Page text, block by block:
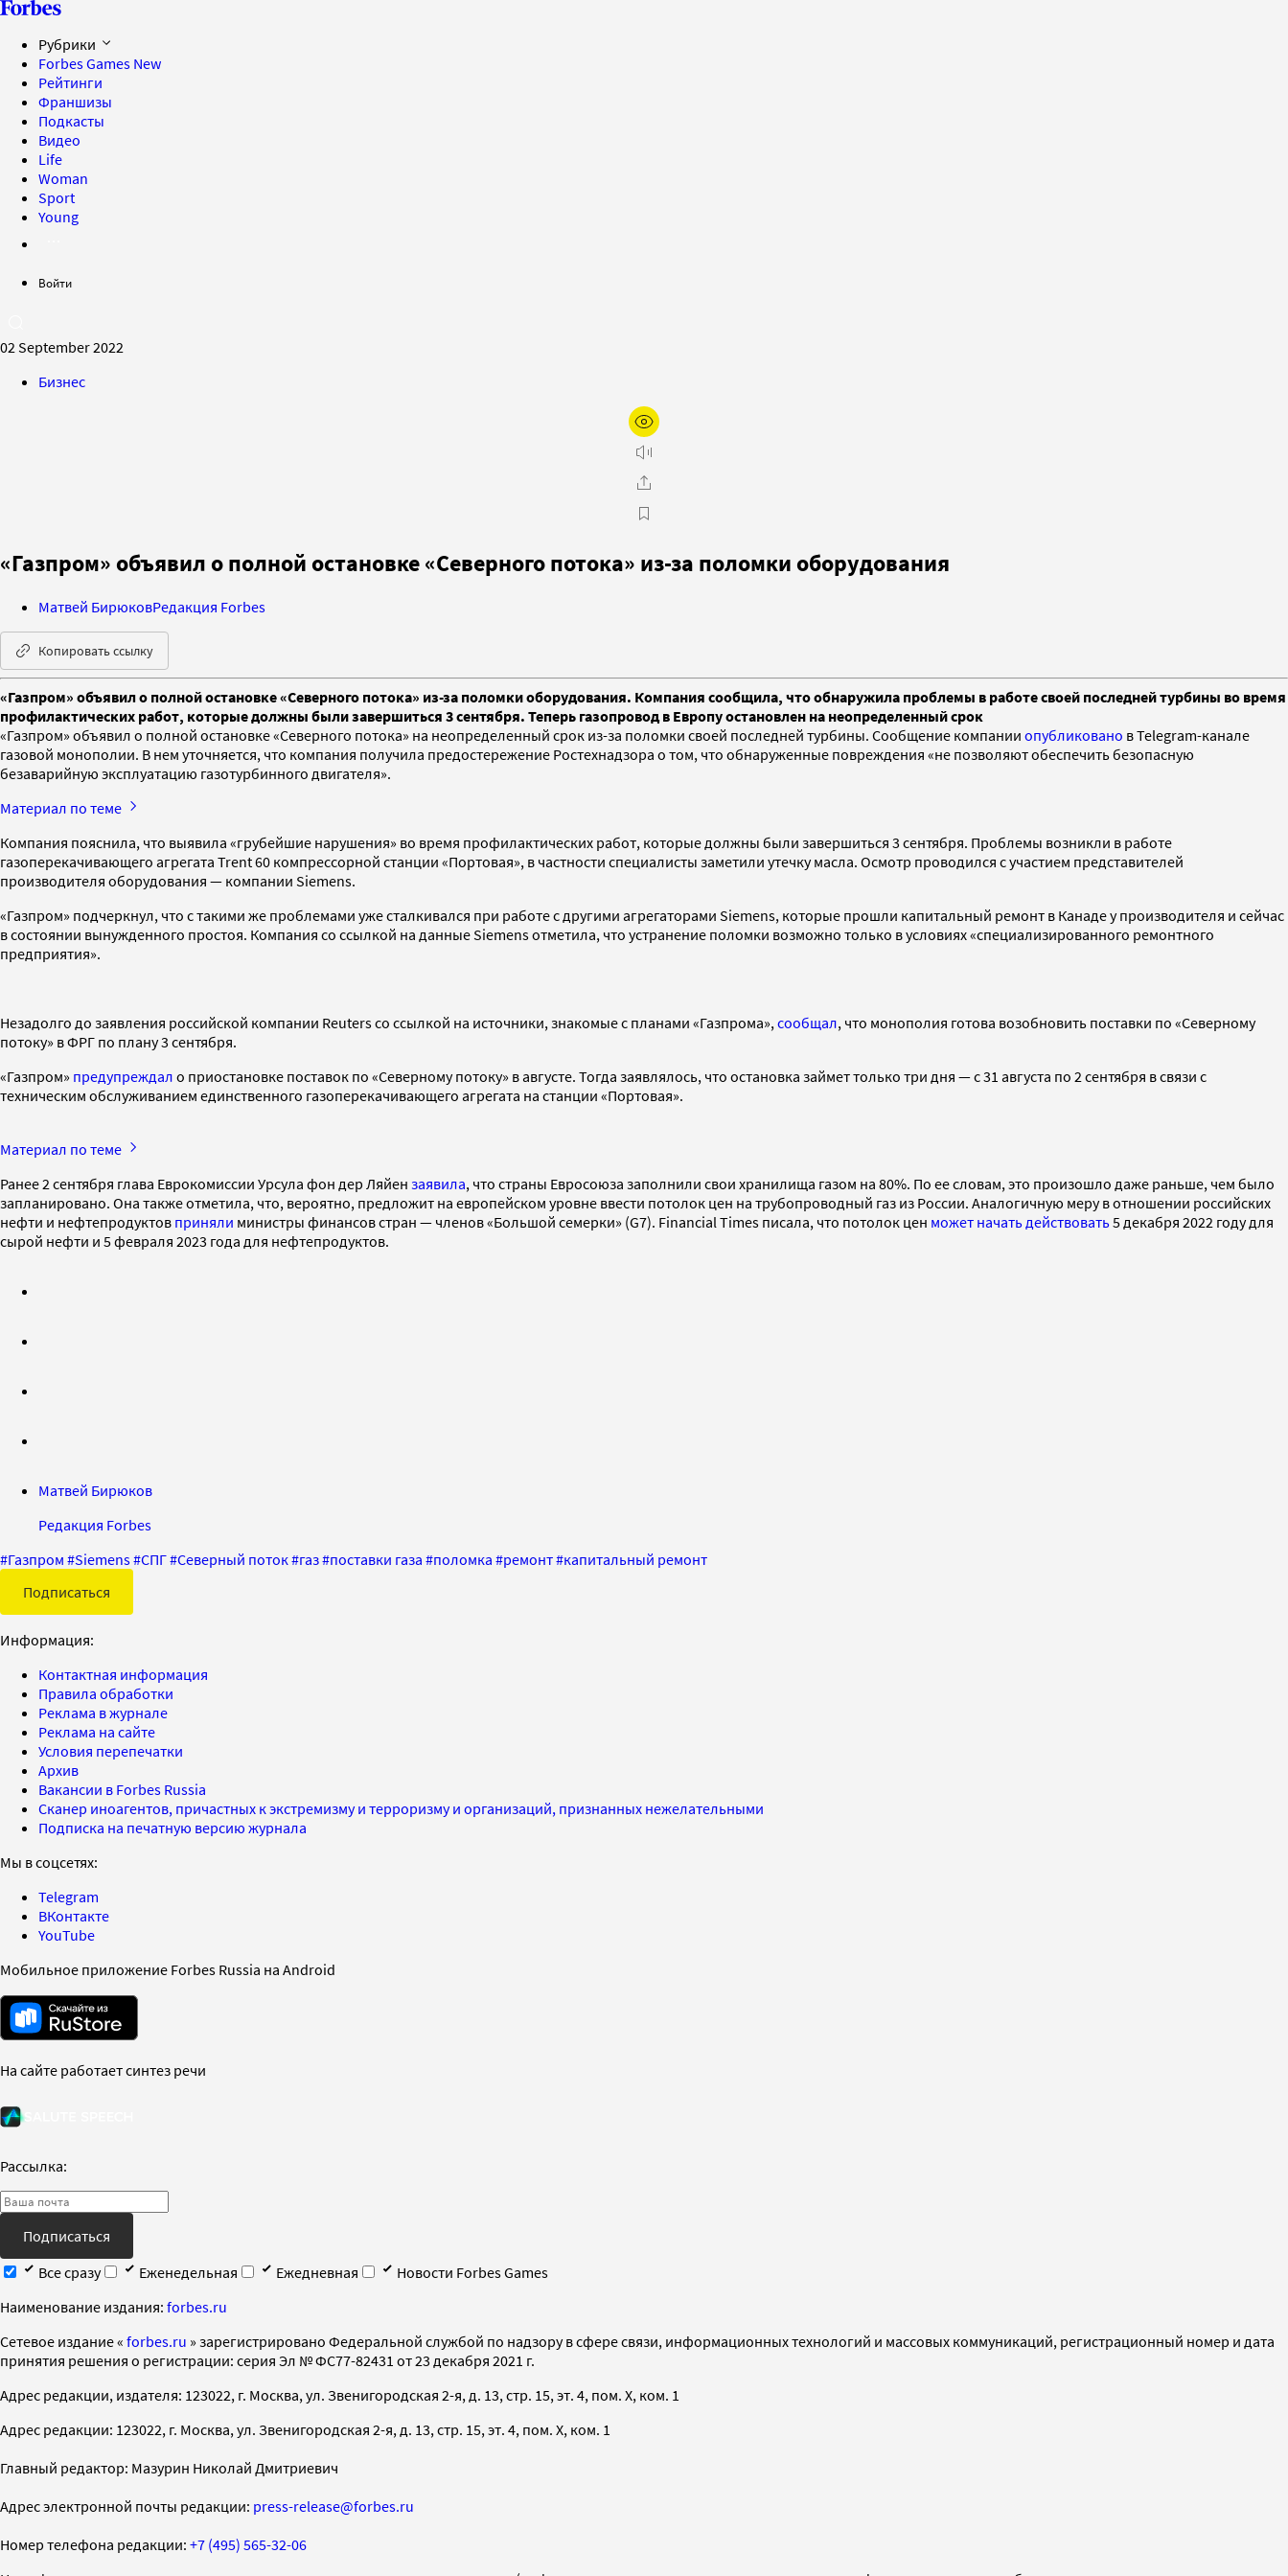
Рубрики
Forbes Games New
Рейтинги
Франшизы
Подкасты
Видео
Life
Woman
Sport
Young
Войти
02 September 2022
Бизнес
«Газпром» объявил о полной остановке «Северного потока» из-за поломки оборудования
Матвей БирюковРедакция Forbes
Копировать ссылку
«Газпром» объявил о полной остановке «Северного потока» из-за поломки оборудования. Компания сообщила, что обнаружила проблемы в работе своей последней турбины во время
профилактических работ, которые должны были завершиться 3 сентября. Теперь газопровод в Европу остановлен на неопределенный срок
«Газпром» объявил о полной остановке «Северного потока» на неопределенный срок из-за поломки своей последней турбины. Сообщение компании опубликовано в Telegram-канале
газовой монополии. В нем уточняется, что компания получила предостережение Ростехнадзора о том, что обнаруженные повреждения «не позволяют обеспечить безопасную
безаварийную эксплуатацию газотурбинного двигателя».
Материал по теме
Компания пояснила, что выявила «грубейшие нарушения» во время профилактических работ, которые должны были завершиться 3 сентября. Проблемы возникли в работе
газоперекачивающего агрегата Trent 60 компрессорной станции «Портовая», в частности специалисты заметили утечку масла. Осмотр проводился с участием представителей
производителя оборудования — компании Siemens.
«Газпром» подчеркнул, что с такими же проблемами уже сталкивался при работе с другими агрегаторами Siemens, которые прошли капитальный ремонт в Канаде у производителя и сейчас
в состоянии вынужденного простоя. Компания со ссылкой на данные Siemens отметила, что устранение поломки возможно только в условиях «специализированного ремонтного
предприятия».
Незадолго до заявления российской компании Reuters со ссылкой на источники, знакомые с планами «Газпрома», сообщал, что монополия готова возобновить поставки по «Северному
потоку» в ФРГ по плану 3 сентября.
«Газпром» предупреждал о приостановке поставок по «Северному потоку» в августе. Тогда заявлялось, что остановка займет только три дня — с 31 августа по 2 сентября в связи с
техническим обслуживанием единственного газоперекачивающего агрегата на станции «Портовая».
Материал по теме
Ранее 2 сентября глава Еврокомиссии Урсула фон дер Ляйен заявила, что страны Евросоюза заполнили свои хранилища газом на 80%. По ее словам, это произошло даже раньше, чем было
запланировано. Она также отметила, что, вероятно, предложит на европейском уровне ввести потолок цен на трубопроводный газ из России. Аналогичную меру в отношении российских
нефти и нефтепродуктов приняли министры финансов стран — членов «Большой семерки» (G7). Financial Times писала, что потолок цен может начать действовать5 декабря 2022 году для
сырой нефти и 5 февраля 2023 года для нефтепродуктов.
Матвей Бирюков
Редакция Forbes
#Газпром #Siemens#СПГ#Северный поток#газ#поставки газа #поломка #ремонт#капитальный ремонт
Подписаться
Информация:
Контактная информация
Правила обработки
Реклама в журнале
Реклама на сайте
Условия перепечатки
Архив
Вакансии в Forbes Russia
Сканер иноагентов, причастных к экстремизму и терроризму и организаций, признанных нежелательными
Подписка на печатную версию журнала
Мы в соцсетях:
Telegram
ВКонтакте
YouTube
Мобильное приложение Forbes Russia на Android
На сайте работает синтез речи
Рассылка:
Подписаться
Все сразу
Еженедельная Ежедневная
Новости Forbes Games
Наименование издания: forbes.ru
Cетевое издание « forbes.ru » зарегистрировано Федеральной службой по надзору в сфере связи, информационных технологий и массовых коммуникаций, регистрационный номер и дата
принятия решения о регистрации: серия Эл № ФС77-82431 от 23 декабря 2021 г.
Адрес редакции, издателя: 123022, г. Москва, ул. Звенигородская 2-я, д. 13, стр. 15, эт. 4, пом. X, ком. 1
Адрес редакции: 123022, г. Москва, ул. Звенигородская 2-я, д. 13, стр. 15, эт. 4, пом. X, ком. 1
Главный редактор: Мазурин Николай Дмитриевич
Адрес электронной почты редакции: press-release@forbes.ru
Номер телефона редакции: +7 (495) 565-32-06